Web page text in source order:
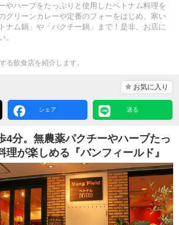
やハーブをたっぷりと使用したベトナム料理を
グリーンカレーや定番のフォーをはじめ、寒い
ナム鍋」や「パクチー鍋」まで！是非、お店に
。
る飲食店を紹介します。
お気に入り
シェア 送る
4分。無農薬パクチーやハーブたっ
理が楽しめる『バンフィールド』